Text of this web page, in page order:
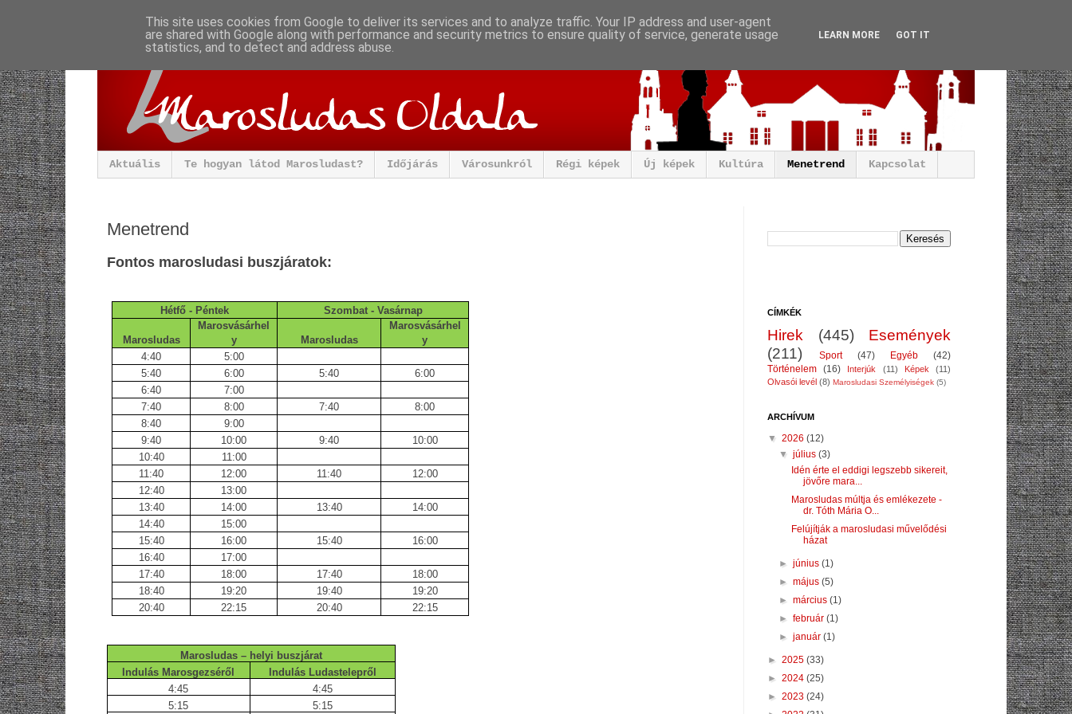
Aktuális Te hogyan látod Marosludast? Időjárás Városunkról Régi képek Új képek Kultúra Menetrend Kapcsolat
Menetrend
Fontos marosludasi buszjáratok:
Hétfő - Péntek Szombat - Vasárnap
Marosludas
Marosvásárhel
y
Marosludas
Marosvásárhel
y
4:40
5:00
5:40
6:00 5:40
6:00
6:40
7:00
7:40
8:00 7:40
8:00
8:40
9:00
9:40
10:00 9:40
10:00
10:40
11:00
11:40
12:00 11:40
12:00
12:40
13:00
13:40
14:00 13:40
14:00
14:40
15:00
15:40
16:00 15:40
16:00
16:40
17:00
17:40
18:00 17:40
18:00
18:40
19:20 19:40
19:20
20:40
22:15 20:40 22:15
Marosludas – helyi buszjárat
Indulás Marosgezséről
Indulás Ludastelepről
4:45
4:45
5:15
5:15
CÍMKÉK
Hirek (445)
Események
(211)
Sport (47) Egyéb
(42)
Történelem (16) Interjúk (11) Képek
(11)
Olvasói levél (8) Marosludasi Személyiségek (5)
ARCHÍVUM
▼ 2026 (12)
▼július(3)
Idén érte el eddigi legszebb sikereit,
jövőre mara...
Marosludas múltja és emlékezete -
dr. Tóth Mária O...
Felújítják a marosludasi művelődési
házat
►június(1)
►május(5)
►március(1)
►február(1)
►január(1)
► 2025 (33)
► 2024 (25)
► 2023 (24)
This site uses cookies from Google to deliver its services and to analyze traffic. Your IP address and user-agent
are shared with Google along with performance and security metrics to ensure quality of service, generate usage
statistics, and to detect and address abuse.
LEARN MORE GOT IT